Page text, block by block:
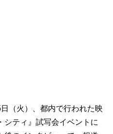
（火）、都内で行われた映
シティ』試写会イベントに